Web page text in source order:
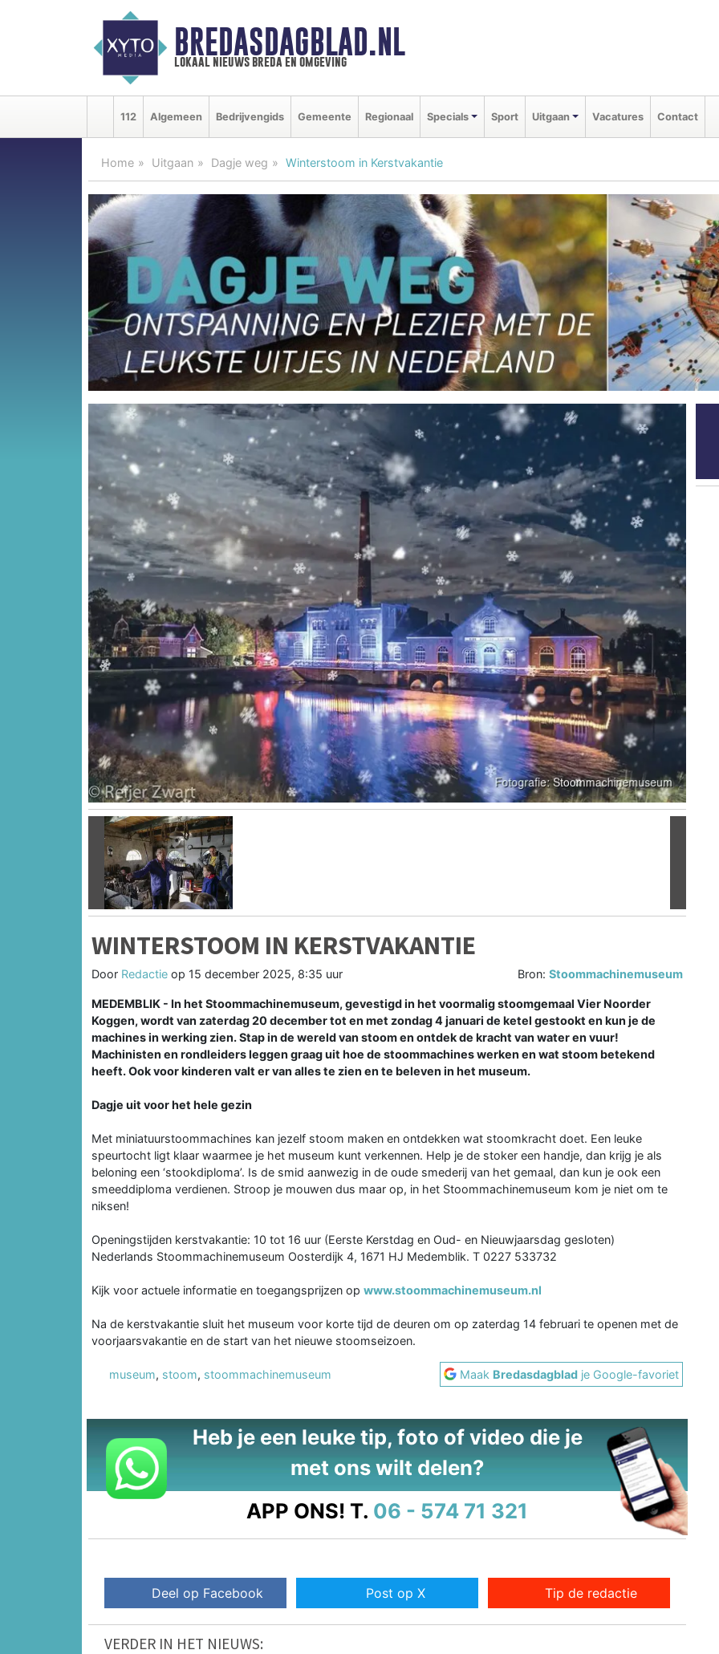
BREDASDAGBLAD.NL
lokaal nieuws breda en omgeving
112 Algemeen Bedrijvengids Gemeente Regionaal Specials Sport Uitgaan Vacatures Contact
Home Uitgaan Dagje weg Winterstoom in Kerstvakantie
Vorige
WINTERSTOOM IN KERSTVAKANTIE
Door Redactie op 15 december 2025, 8:35 uur Bron:Stoommachinemuseum
MEDEMBLIK - In het Stoommachinemuseum, gevestigd in het voormalig stoomgemaal Vier Noorder
Koggen, wordt van zaterdag 20 december tot en met zondag 4 januari de ketel gestookt en kun je de
machines in werking zien. Stap in de wereld van stoom en ontdek de kracht van water en vuur!
Machinisten en rondleiders leggen graag uit hoe de stoommachines werken en wat stoom betekend
heeft. Ook voor kinderen valt er van alles te zien en te beleven in het museum.
Dagje uit voor het hele gezin
Met miniatuurstoommachines kan jezelf stoom maken en ontdekken wat stoomkracht doet. Een leuke
speurtocht ligt klaar waarmee je het museum kunt verkennen. Help je de stoker een handje, dan krijg je als
beloning een ‘stookdiploma’. Is de smid aanwezig in de oude smederij van het gemaal, dan kun je ook een
smeeddiploma verdienen. Stroop je mouwen dus maar op, in het Stoommachinemuseum kom je niet om te
niksen!
Openingstijden kerstvakantie: 10 tot 16 uur (Eerste Kerstdag en Oud- en Nieuwjaarsdag gesloten)
Nederlands Stoommachinemuseum Oosterdijk 4, 1671 HJ Medemblik. T 0227 533732
Kijk voor actuele informatie en toegangsprijzen op www.stoommachinemuseum.nl
Na de kerstvakantie sluit het museum voor korte tijd de deuren om op zaterdag 14 februari te openen met de
voorjaarsvakantie en de start van het nieuwe stoomseizoen.
museum, stoom, stoommachinemuseum Maak Bredasdagblad je Google-favoriet
Heb je een leuke tip, foto of video die je
met ons wilt delen?
APP ONS! T. 06 - 574 71 321
Deel op Facebook Post op X Tip de redactie
VERDER IN HET NIEUWS: